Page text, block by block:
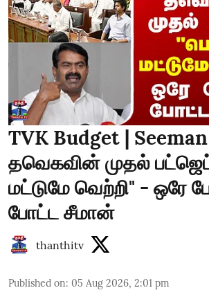
TVK Budget |
தவெகவின் முதல்
மட்டுமே வெற்றி" - ஒரே
போட்ட சீமான்
thanthitv
Published on: 05 Aug 2026, 2:01 pm